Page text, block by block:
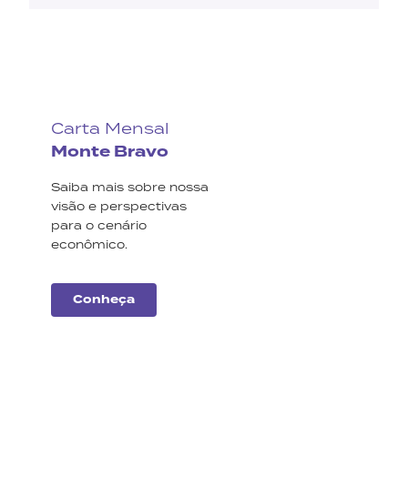
Carta Mensal
Monte Bravo
Saiba mais sobre nossa
visão e perspectivas
para o cenário
econômico.
Conheça